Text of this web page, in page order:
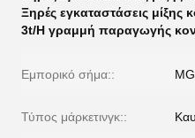
Ξηρές εγκαταστάσεις μίξης
3t/H γραμμή παραγωγής
Εμπορικό σήμα:: MG
Τύπος μάρκετινγκ::